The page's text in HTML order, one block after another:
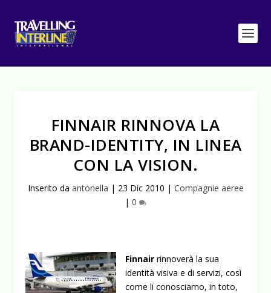
FINNAIR RINNOVA LA
BRAND-IDENTITY, IN LINEA
CON LA VISION.
Inserito da antonella | 23 Dic 2010 | Compagnie aeree
| 0
Finnair rinnoverà la sua
identità visiva e di servizi, così
come li conosciamo, in toto,